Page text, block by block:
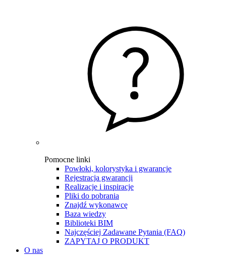
Pomocne linki
Powłoki, kolorystyka i gwarancje
Rejestracja gwarancji
Realizacje i inspiracje
Pliki do pobrania
Znajdź wykonawcę
Baza wiedzy
Biblioteki BIM
Najczęściej Zadawane Pytania (FAQ)
ZAPYTAJ O PRODUKT
O nas